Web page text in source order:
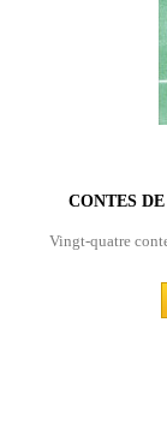
CONTES
Vingt-quatre